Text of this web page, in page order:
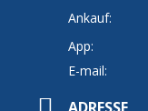
Ankauf:
App:
E-mail: